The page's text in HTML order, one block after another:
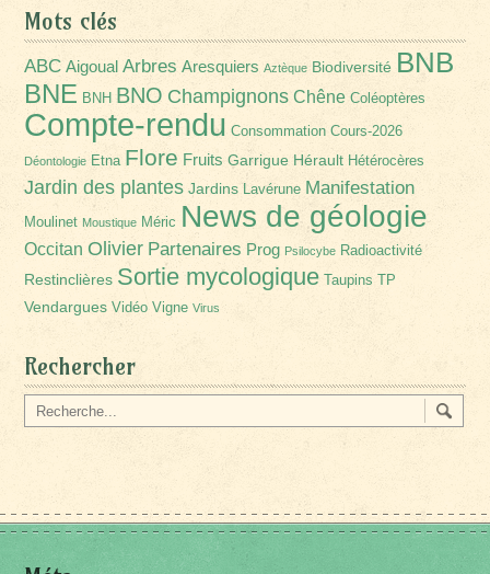
Mots clés
ABC Aigoual Arbres Aresquiers Aztèque Biodiversité BNB
BNE BNH BNO Champignons Chêne Coléoptères
Compte-rendu Consommation Cours-2026
Déontologie Etna Flore Fruits Garrigue Hérault Hétérocères
Jardin des plantes Jardins Lavérune Manifestation
Moulinet Moustique Méric News de géologie
Occitan Olivier Partenaires Prog Psilocybe Radioactivité
Restinclières Sortie mycologique Taupins TP
Vendargues Vidéo Vigne Virus
Rechercher